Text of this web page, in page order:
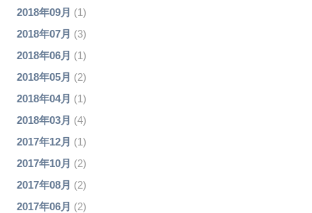
2018年09月 (1)
2018年07月 (3)
2018年06月 (1)
2018年05月 (2)
2018年04月 (1)
2018年03月 (4)
2017年12月 (1)
2017年10月 (2)
2017年08月 (2)
2017年06月 (2)